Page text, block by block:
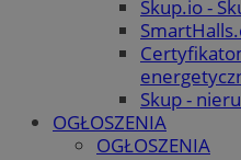
Skup.io -
Skup -
OGŁOSZENIA
OGŁOSZENIA